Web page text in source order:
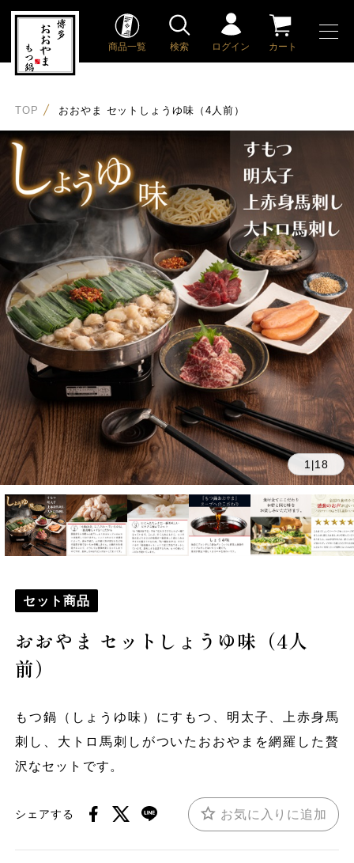
商品一覧 検索 ログイン カート
TOP おおやま セットしょうゆ味（4人前）
1 |18
セット商品
おおやま セットしょうゆ味（4人
前）
もつ鍋（しょうゆ味）にすもつ、明太子、上赤身馬
刺し、大トロ馬刺しがついたおおやまを網羅した贅
沢なセットです。
シェアする お気に入りに追加